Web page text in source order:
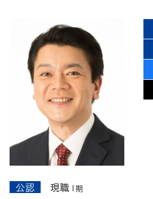
公認 現職 1期